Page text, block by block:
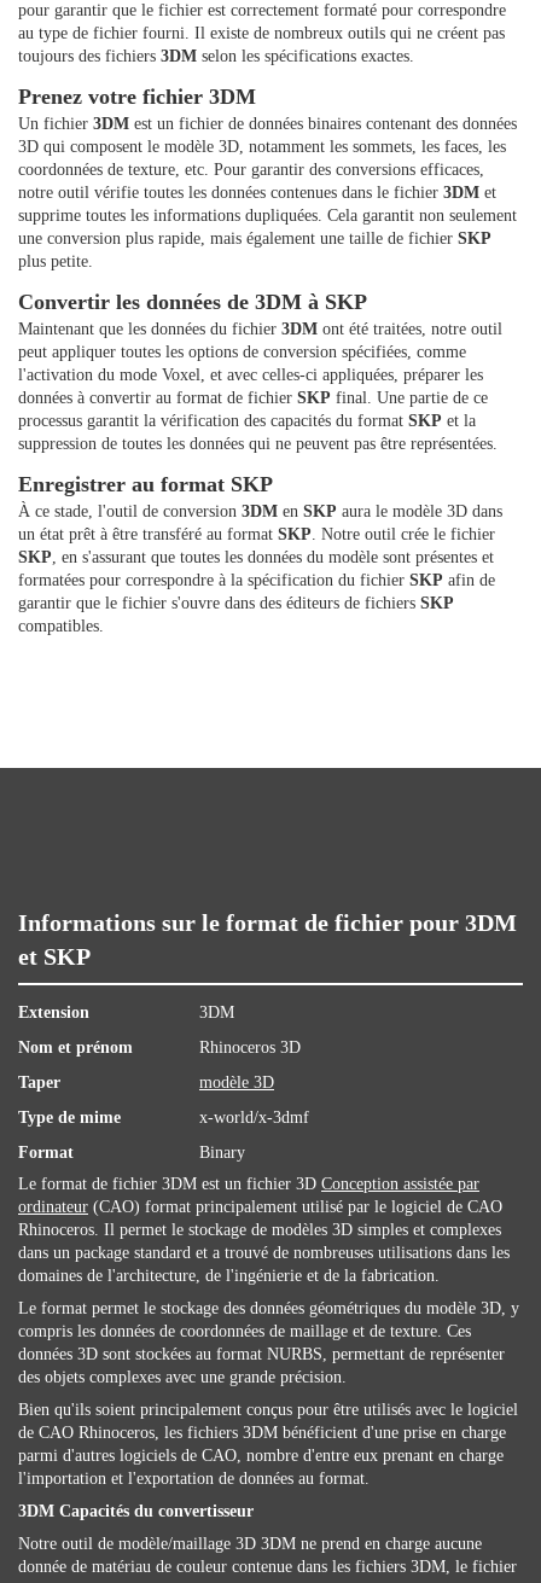
pour garantir que le fichier est correctement formaté pour correspondre
au type de fichier fourni. Il existe de nombreux outils qui ne créent pas
toujours des fichiers 3DM selon les spécifications exactes.
Prenez votre fichier 3DM
Un fichier 3DM est un fichier de données binaires contenant des données
3D qui composent le modèle 3D, notamment les sommets, les faces, les
coordonnées de texture, etc. Pour garantir des conversions efficaces,
notre outil vérifie toutes les données contenues dans le fichier 3DM et
supprime toutes les informations dupliquées. Cela garantit non seulement
une conversion plus rapide, mais également une taille de fichier SKP
plus petite.
Convertir les données de 3DM à SKP
Maintenant que les données du fichier 3DM ont été traitées, notre outil
peut appliquer toutes les options de conversion spécifiées, comme
l'activation du mode Voxel, et avec celles-ci appliquées, préparer les
données à convertir au format de fichier SKP final. Une partie de ce
processus garantit la vérification des capacités du format SKP et la
suppression de toutes les données qui ne peuvent pas être représentées.
Enregistrer au format SKP
À ce stade, l'outil de conversion 3DM en SKP aura le modèle 3D dans
un état prêt à être transféré au format SKP. Notre outil crée le fichier
SKP, en s'assurant que toutes les données du modèle sont présentes et
formatées pour correspondre à la spécification du fichier SKP afin de
garantir que le fichier s'ouvre dans des éditeurs de fichiers SKP
compatibles.
Informations sur le format de fichier pour 3DM
et SKP
Extension
3DM
Nom et prénom
Rhinoceros 3D
Taper
modèle 3D
Type de mime
x-world/x-3dmf
Format
Binary
Le format de fichier 3DM est un fichier 3D Conception assistée par
ordinateur (CAO) format principalement utilisé par le logiciel de CAO
Rhinoceros. Il permet le stockage de modèles 3D simples et complexes
dans un package standard et a trouvé de nombreuses utilisations dans les
domaines de l'architecture, de l'ingénierie et de la fabrication.
Le format permet le stockage des données géométriques du modèle 3D, y
compris les données de coordonnées de maillage et de texture. Ces
données 3D sont stockées au format NURBS, permettant de représenter
des objets complexes avec une grande précision.
Bien qu'ils soient principalement conçus pour être utilisés avec le logiciel
de CAO Rhinoceros, les fichiers 3DM bénéficient d'une prise en charge
parmi d'autres logiciels de CAO, nombre d'entre eux prenant en charge
l'importation et l'exportation de données au format.
3DM Capacités du convertisseur
Notre outil de modèle/maillage 3D 3DM ne prend en charge aucune
donnée de matériau de couleur contenue dans les fichiers 3DM, le fichier